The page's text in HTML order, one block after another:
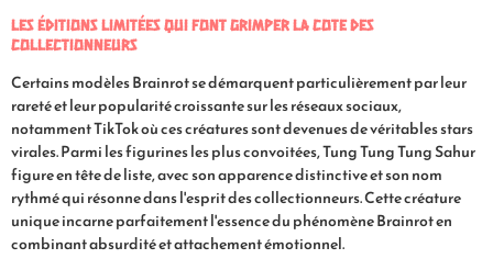
Les éditions limitées qui font grimper la cote des
collectionneurs
Certains modèles Brainrot se démarquent particulièrement par leur
rareté et leur popularité croissante sur les réseaux sociaux,
notamment TikTok où ces créatures sont devenues de véritables stars
virales. Parmi les figurines les plus convoitées, Tung Tung Tung Sahur
figure en tête de liste, avec son apparence distinctive et son nom
rythmé qui résonne dans l'esprit des collectionneurs. Cette créature
unique incarne parfaitement l'essence du phénomène Brainrot en
combinant absurdité et attachement émotionnel.